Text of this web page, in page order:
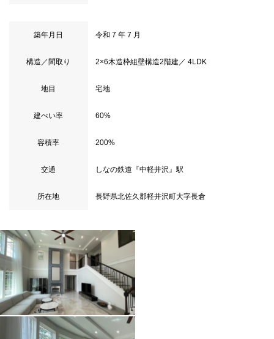
築年月日 令和 7 年 7 月
構造／間取り 2×6木造枠組壁構造2階建／ 4LDK
地目 宅地
建ぺい率 60%
容積率 200%
交通 しなの鉄道『中軽井沢』駅
所在地 長野県北佐久郡軽井沢町大字長倉